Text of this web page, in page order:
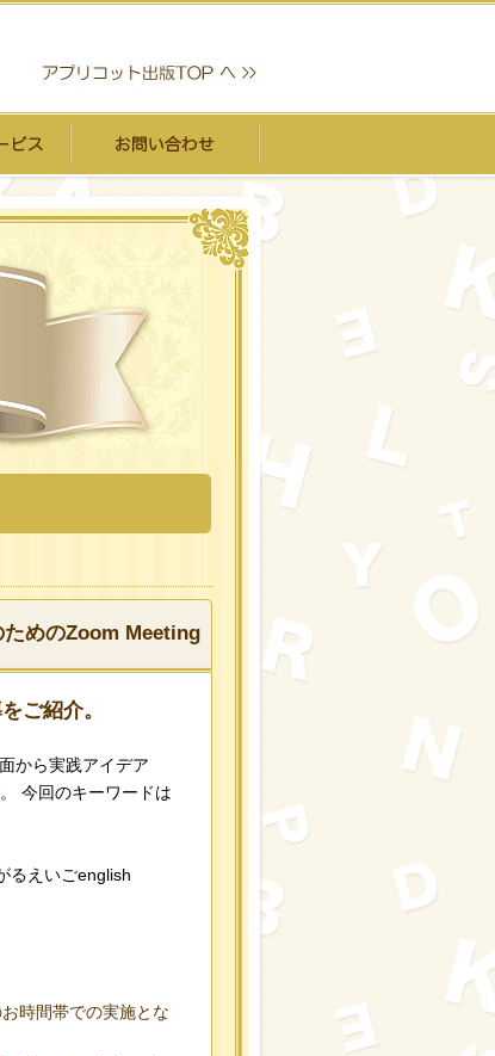
ためのZoom Meeting
ご紹介。
から実践アイデア
今回のキーワードは
るえいごenglish
時間帯での実施とな